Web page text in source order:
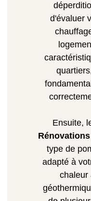
d'évaluer
Ensuite,
Rénovations
type de
adapté à
chaleur